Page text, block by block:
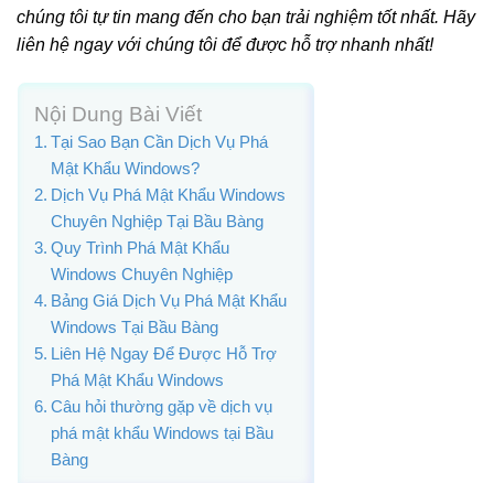
chúng tôi tự tin mang đến cho bạn trải nghiệm tốt nhất. Hãy
liên hệ ngay với chúng tôi để được hỗ trợ nhanh nhất!
Nội Dung Bài Viết
Tại Sao Bạn Cần Dịch Vụ Phá
Mật Khẩu Windows?
Dịch Vụ Phá Mật Khẩu Windows
Chuyên Nghiệp Tại Bầu Bàng
Quy Trình Phá Mật Khẩu
Windows Chuyên Nghiệp
Bảng Giá Dịch Vụ Phá Mật Khẩu
Windows Tại Bầu Bàng
Liên Hệ Ngay Để Được Hỗ Trợ
Phá Mật Khẩu Windows
Câu hỏi thường gặp về dịch vụ
phá mật khẩu Windows tại Bầu
Bàng